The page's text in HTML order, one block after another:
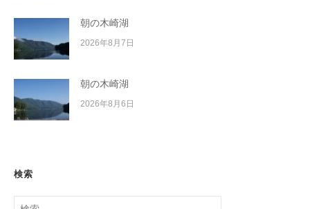
朝の木崎湖
2026年8月7日
朝の木崎湖
2026年8月6日
検索
検